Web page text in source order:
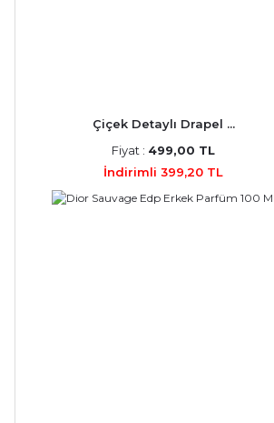
AZZARO (4)
Byredo (4)
Clive Christian (4)
Çiçek Detaylı Drapel ...
Fiyat : 499,00 TL
İndirimli 399,20 TL